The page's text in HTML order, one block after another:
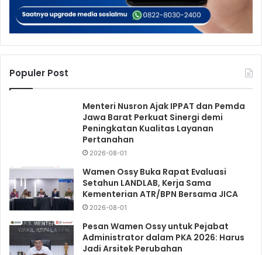
Populer Post
Menteri Nusron Ajak IPPAT dan Pemda
Jawa Barat Perkuat Sinergi demi
Peningkatan Kualitas Layanan
Pertanahan
2026-08-01
Wamen Ossy Buka Rapat Evaluasi
Setahun LANDLAB, Kerja Sama
Kementerian ATR/BPN Bersama JICA
2026-08-01
Pesan Wamen Ossy untuk Pejabat
Administrator dalam PKA 2026: Harus
Jadi Arsitek Perubahan